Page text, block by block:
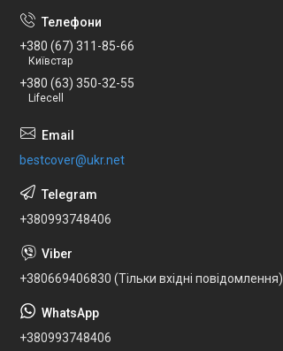
+380 (67) 311-85-66
Київстар
+380 (63) 350-32-55
Lifecell
bestcover@ukr.net
+380993748406
+380669406830 (Тільки вхідні повідомлення)
+380993748406